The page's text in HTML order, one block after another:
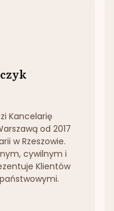
Kancelarię
od 2017
w Rzeszowie.
cywilnym i
Klientów